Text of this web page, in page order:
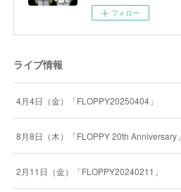
フォロー
ライブ情報
4月4日（金）「FLOPPY20250404」
8月8日（木）「FLOPPY 20th Anniversary」
2月11日（金）「FLOPPY20240211」